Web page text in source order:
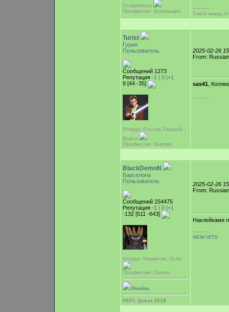
Ставрополь
Профессия: болельщик
-----------
Учите
Turist
Гурия
Пользователь
Сообщений 1273
Репутация -1 | 0 |+1
9 [44 -35]
Откуда: Россия, Горький -
Выкса
Профессия: Закупки
2025-02-26
From:
sas41 ,
-----------
BlackDemoN
Барселона
Пользователь
Сообщений 154475
Репутация -1 | 0 |+1
-132 [511 -643]
Откуда: Норвегия, Осло
Профессия: Couber
Ямайка
PEFL Quest 2018
2025-02-26
From:
Наклейками
-----------
NEW HITS